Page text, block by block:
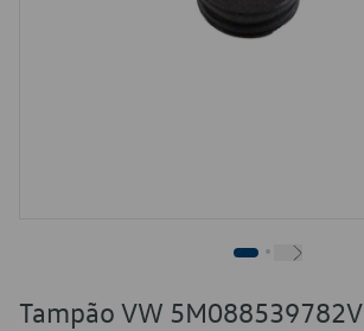
Tampão VW 5M088539782V